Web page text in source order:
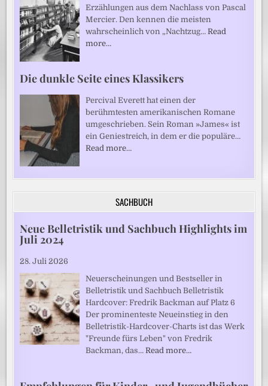
Erzählungen aus dem Nachlass von Pascal
Mercier. Den kennen die meisten
wahrscheinlich von „Nachtzug…Read
more…
Die dunkle Seite eines Klassikers
Percival Everett hat einen der
berühmtesten amerikanischen Romane
umgeschrieben. Sein Roman »James« ist
ein Geniestreich, in dem er die populäre…
Read more…
SACHBUCH
Neue Belletristik und Sachbuch Highlights im
Juli 2024
28. Juli 2026
Neuerscheinungen und Bestseller in
Belletristik und Sachbuch Belletristik
Hardcover: Fredrik Backman auf Platz 6
Der prominenteste Neueinstieg in den
Belletristik-Hardcover-Charts ist das Werk
"Freunde fürs Leben" von Fredrik
Backman, das…Read more…